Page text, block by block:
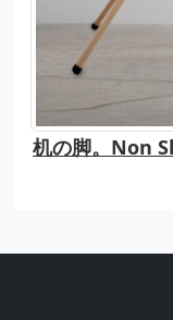
机の脚。Non